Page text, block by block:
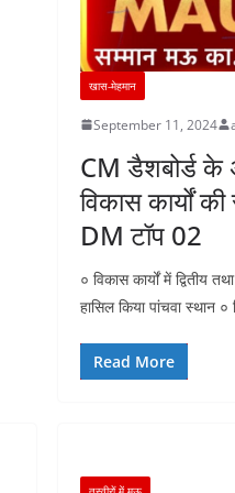
खास-मेहमान
September 11, 2024
CM डैशबोर्ड के
विकास कार्यों
DM टॉप 02
० विकास कार्यों में द्वितीय
हासिल किया पांचवा स्थान ०
Read More